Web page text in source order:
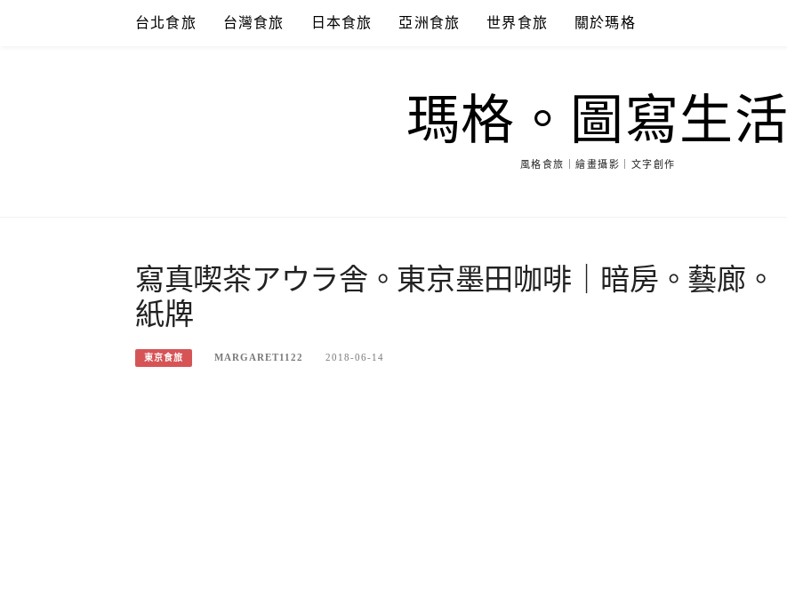
台北食旅 台灣食旅 日本食旅 亞洲食旅 世界食旅 關於瑪格
瑪格。圖寫生活
風格食旅｜繪畫攝影｜文字創作
寫真喫茶アウラ舎。東京墨田咖啡｜暗房。藝廊。
紙牌
東京食旅 MARGARET1122 2018-06-14